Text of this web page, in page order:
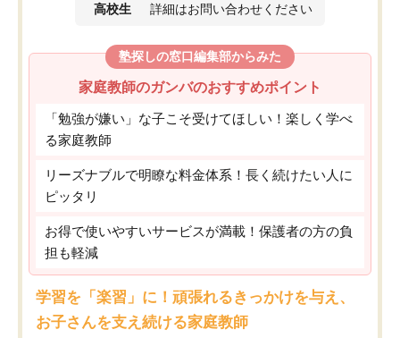
高校生 詳細はお問い合わせください
塾探しの窓口編集部からみた
家庭教師のガンバのおすすめポイント
「勉強が嫌い」な子こそ受けてほしい！楽しく学べ
る家庭教師
リーズナブルで明瞭な料金体系！長く続けたい人に
ピッタリ
お得で使いやすいサービスが満載！保護者の方の負
担も軽減
学習を「楽習」に！頑張れるきっかけを与え、
お子さんを支え続ける家庭教師